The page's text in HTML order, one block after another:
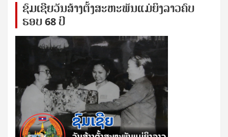
ຊົ​ມ​ເຊີຍ​ວັນ​ສ້າງ​ຕັ້ງ​ສະ​ຫະ​ພັນ​ແມ່​ຍິງ​​ລາວຄົບ​
ຮອບ 68 ປິ